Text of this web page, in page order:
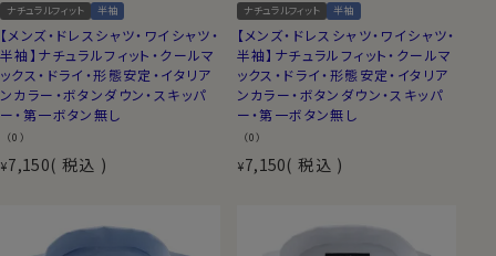
ナチュラルフィット 半袖
【メンズ・ドレスシャツ・ワイシャツ・
半袖】ナチュラルフィット・クールマ
ックス・ドライ・形態安定・イタリア
ンカラー・ボタンダウン・スキッパ
ー・第一ボタン無し
（0）
¥7,150 税込
ナチュラルフィット 半袖
【メンズ・ドレスシャツ・ワイシャツ・
半袖】ナチュラルフィット・クールマ
ックス・ドライ・形態安定・イタリア
ンカラー・ボタンダウン・スキッパ
ー・第一ボタン無し
（0）
¥7,150 税込